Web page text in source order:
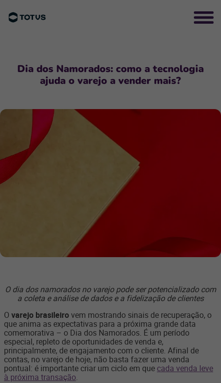
Dia dos Namorados: como a tecnologia
ajuda o varejo a vender mais?
O dia dos namorados no varejo pode ser potencializado com
a coleta e análise de dados e a fidelização de clientes
O varejo brasileirovem mostrando sinais de recuperação, o
que anima as expectativas para a próxima grande data
comemorativa – o Dia dos Namorados. É um período
especial, repleto de oportunidades de venda e,
principalmente, de engajamento com o cliente. Afinal de
contas, no varejo de hoje, não basta fazer uma venda
pontual: é importante criar um ciclo em que cada venda leve
à próxima transação.